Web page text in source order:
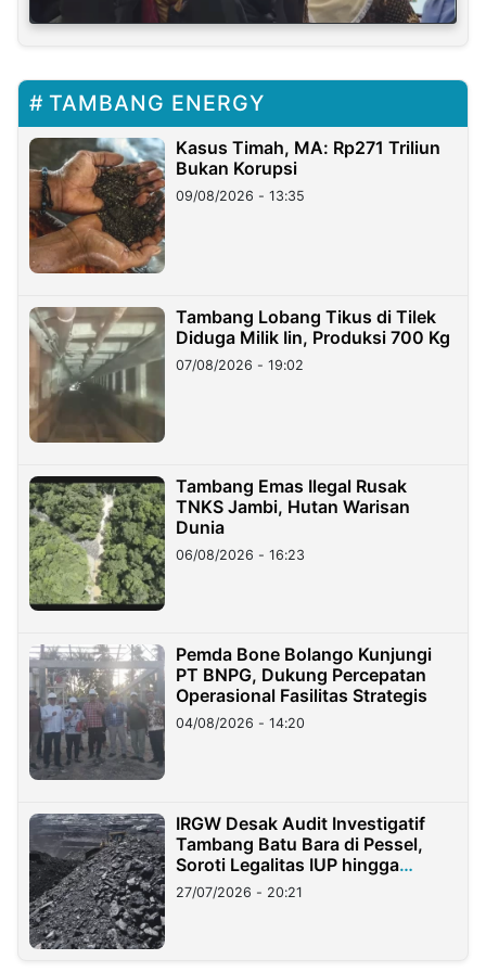
TAMBANG ENERGY
Kasus Timah, MA: Rp271 Triliun
Bukan Korupsi
09/08/2026 - 13:35
Tambang Lobang Tikus di Tilek
Diduga Milik Iin, Produksi 700 Kg
07/08/2026 - 19:02
Tambang Emas Ilegal Rusak
TNKS Jambi, Hutan Warisan
Dunia
06/08/2026 - 16:23
Pemda Bone Bolango Kunjungi
PT BNPG, Dukung Percepatan
Operasional Fasilitas Strategis
04/08/2026 - 14:20
IRGW Desak Audit Investigatif
Tambang Batu Bara di Pessel,
Soroti Legalitas IUP hingga
Stockpile
27/07/2026 - 20:21